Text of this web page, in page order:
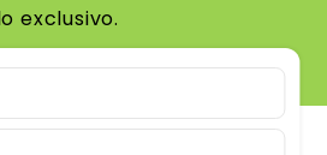
exclusivo.